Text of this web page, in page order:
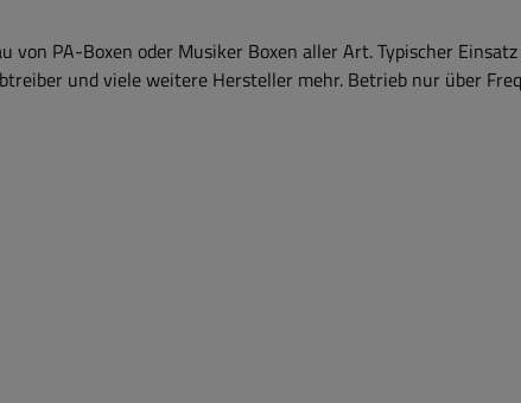
PA-Boxen oder Musiker Boxen aller Art. Typischer
und viele weitere Hersteller mehr. Betrieb nur über